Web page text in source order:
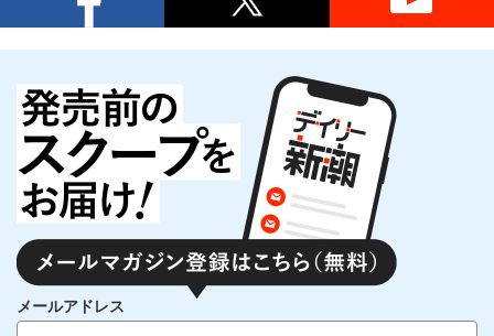
メールアドレス